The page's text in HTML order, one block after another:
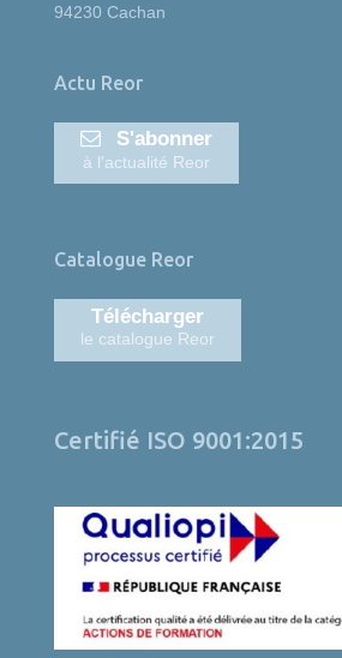
94230 Cachan
Actu Reor
S'abonner
à l'actualité Reor
Catalogue Reor
Télécharger
le catalogue Reor
Certifié ISO 9001:2015